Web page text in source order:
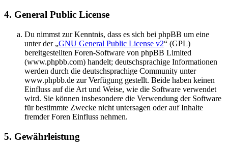
4. General Public License
Du nimmst zur Kenntnis, dass es sich bei phpBB um eine
unter der „GNU General Public License v2“ (GPL)
bereitgestellten Foren-Software von phpBB Limited
(www.phpbb.com) handelt; deutschsprachige Informationen
werden durch die deutschsprachige Community unter
www.phpbb.de zur Verfügung gestellt. Beide haben keinen
Einfluss auf die Art und Weise, wie die Software verwendet
wird. Sie können insbesondere die Verwendung der Software
für bestimmte Zwecke nicht untersagen oder auf Inhalte
fremder Foren Einfluss nehmen.
5. Gewährleistung